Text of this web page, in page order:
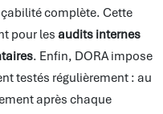
complète. Cette
pour les audits internes
. Enfin, DORA impose
testés régulièrement : au
après chaque